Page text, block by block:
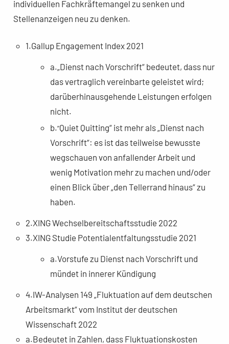
individuellen Fachkräftemangel zu senken und
Stellenanzeigen neu zu denken.
1.Gallup Engagement Index 2021
a.„Dienst nach Vorschrift“ bedeutet, dass nur
das vertraglich vereinbarte geleistet wird;
darüberhinausgehende Leistungen erfolgen
nicht.
b.„Quiet Quitting“ ist mehr als „Dienst nach
Vorschrift“: es ist das teilweise bewusste
wegschauen von anfallender Arbeit und
wenig Motivation mehr zu machen und/oder
einen Blick über „den Tellerrand hinaus“ zu
haben.
2.XING Wechselbereitschaftsstudie 2022
3.XING Studie Potentialentfaltungsstudie 2021
a.Vorstufe zu Dienst nach Vorschrift und
mündet in innerer Kündigung
4.IW-Analysen 149 „Fluktuation auf dem deutschen
Arbeitsmarkt“ vom Institut der deutschen
Wissenschaft 2022
a.Bedeutet in Zahlen, dass Fluktuationskosten